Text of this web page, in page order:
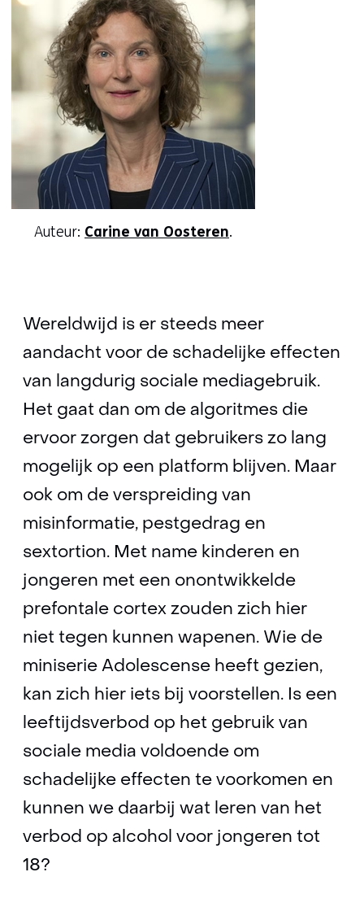
Auteur: Carine van Oosteren.
Wereldwijd is er steeds meer
aandacht voor de schadelijke effecten
van langdurig sociale mediagebruik.
Het gaat dan om de algoritmes die
ervoor zorgen dat gebruikers zo lang
mogelijk op een platform blijven. Maar
ook om de verspreiding van
misinformatie, pestgedrag en
sextortion. Met name kinderen en
jongeren met een onontwikkelde
prefontale cortex zouden zich hier
niet tegen kunnen wapenen. Wie de
miniserie Adolescense heeft gezien,
kan zich hier iets bij voorstellen. Is een
leeftijdsverbod op het gebruik van
sociale media voldoende om
schadelijke effecten te voorkomen en
kunnen we daarbij wat leren van het
verbod op alcohol voor jongeren tot
18?